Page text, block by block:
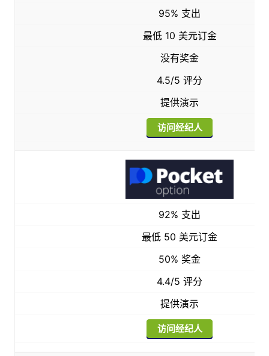
95% 支出
最低 10 美元订金
没有奖金
4.5/5 评分
提供演示
访问经纪人
92% 支出
最低 50 美元订金
50% 奖金
4.4/5 评分
提供演示
访问经纪人